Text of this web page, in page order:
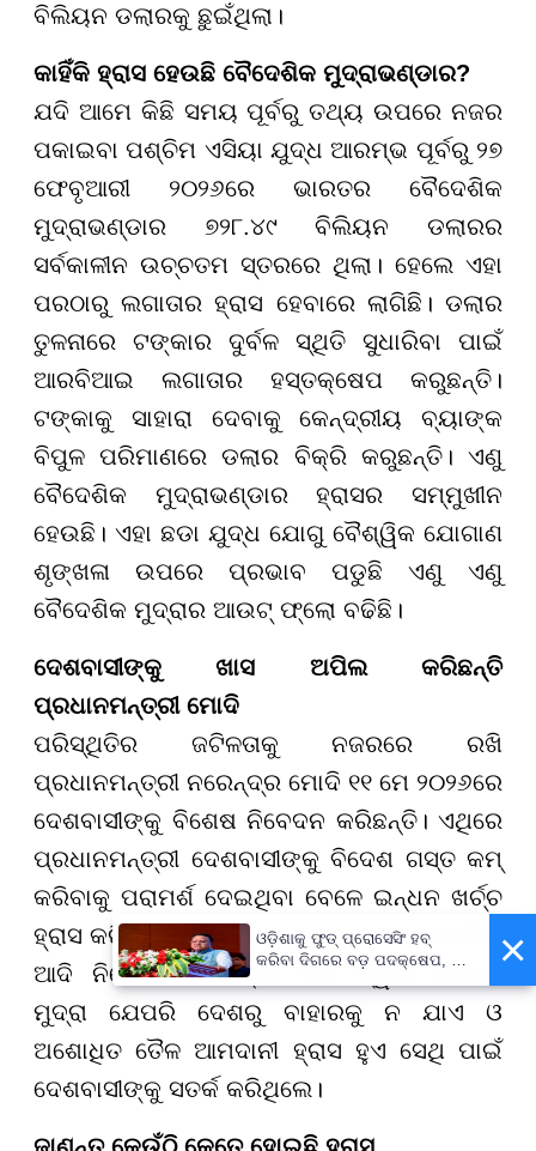
ବିଲିୟନ ଡଲାରକୁ ଛୁଇଁଥିଲା।
କାହିଁକି ହ୍ରାସ ହେଉଛି ବୈଦେଶିକ ମୁଦ୍ରାଭଣ୍ଡାର?
ଯଦି ଆମେ କିଛି ସମୟ ପୂର୍ବରୁ ତଥ୍ୟ ଉପରେ ନଜର
ପକାଇବା ପଶ୍ଚିମ ଏସିୟା ଯୁଦ୍ଧ ଆରମ୍ଭ ପୂର୍ବରୁ ୨୭
ଫେବୃଆରୀ ୨୦୨୬ରେ ଭାରତର ବୈଦେଶିକ
ମୁଦ୍ରାଭଣ୍ଡାର ୭୨୮.୪୯ ବିଲିୟନ ଡଲାରର
ସର୍ବକାଳୀନ ଉଚ୍ଚତମ ସ୍ତରରେ ଥିଲା। ହେଲେ ଏହା
ପରଠାରୁ ଲଗାତାର ହ୍ରାସ ହେବାରେ ଲାଗିଛି। ଡଲାର
ତୁଳନାରେ ଟଙ୍କାର ଦୁର୍ବଳ ସ୍ଥିତି ସୁଧାରିବା ପାଇଁ
ଆରବିଆଇ ଲଗାତାର ହସ୍ତକ୍ଷେପ କରୁଛନ୍ତି।
ଟଙ୍କାକୁ ସାହାରା ଦେବାକୁ କେନ୍ଦ୍ରୀୟ ବ୍ୟାଙ୍କ
ବିପୁଳ ପରିମାଣରେ ଡଲାର ବିକ୍ରି କରୁଛନ୍ତି। ଏଣୁ
ବୈଦେଶିକ ମୁଦ୍ରାଭଣ୍ଡାର ହ୍ରାସର ସମ୍ମୁଖୀନ
ହେଉଛି। ଏହା ଛଡା ଯୁଦ୍ଧ ଯୋଗୁ ବୈଶ୍ୱିକ ଯୋଗାଣ
ଶୃଙ୍ଖଳା ଉପରେ ପ୍ରଭାବ ପଡୁଛି ଏଣୁ ଏଣୁ
ବୈଦେଶିକ ମୁଦ୍ରାର ଆଉଟ୍ ଫ୍ଲୋ ବଢିଛି।
ଦେଶବାସୀଙ୍କୁ ଖାସ ଅପିଲ କରିଛନ୍ତି
ପ୍ରଧାନମନ୍ତ୍ରୀ ମୋଦି
ପରିସ୍ଥିତିର ଜଟିଳତାକୁ ନଜରରେ ରଖି
ପ୍ରଧାନମନ୍ତ୍ରୀ ନରେନ୍ଦ୍ର ମୋଦି ୧୧ ମେ ୨୦୨୬ରେ
ଦେଶବାସୀଙ୍କୁ ବିଶେଷ ନିବେଦନ କରିଛନ୍ତି। ଏଥିରେ
ପ୍ରଧାନମନ୍ତ୍ରୀ ଦେଶବାସୀଙ୍କୁ ବିଦେଶ ଗସ୍ତ କମ୍
କରିବାକୁ ପରାମର୍ଶ ଦେଇଥିବା ବେଳେ ଇନ୍ଧନ ଖର୍ଚ୍ଚ
ହ୍ରାସ କରିବା, ବର୍ଷେ ପର୍ଯ୍ୟନ୍ତ ସୁନା କ୍ରୟ ନ କରିବା
ଆଦି ନିବେଦନ କରିଛନ୍ତି। ଏହା ଦ୍ୱାରା ବିଦେଶୀ
ମୁଦ୍ରା ଯେପରି ଦେଶରୁ ବାହାରକୁ ନ ଯାଏ ଓ
ଅଶୋଧିତ ତୈଳ ଆମଦାନୀ ହ୍ରାସ ହୁଏ ସେଥି ପାଇଁ
ଦେଶବାସୀଙ୍କୁ ସତର୍କ କରିଥିଲେ।
ଜାଣନ୍ତୁ କେଉଁଠି କେତେ ହୋଇଛି ହ୍ରାସ
×
ଓଡ଼ିଶାକୁ ଫୁଡ୍ ପ୍ରୋସେସିଂ ହବ୍
କରିବା ଦିଗରେ ବଡ଼ ପଦକ୍ଷେପ, ୪୨
ହଜାରରୁ ଅଧିକ ନିଯୁକ୍ତି ସୁଯୋଗ